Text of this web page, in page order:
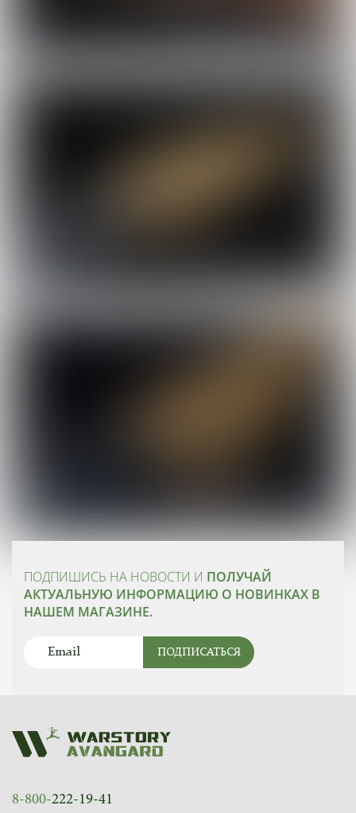
ПОДПИШИСЬ НА НОВОСТИ И ПОЛУЧАЙ
АКТУАЛЬНУЮ ИНФОРМАЦИЮ О НОВИНКАХ В
НАШЕМ МАГАЗИНЕ.
ПОДПИСАТЬСЯ
8-800-222-19-41